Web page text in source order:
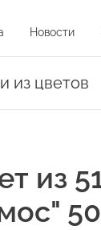
Новости
из цветов
из